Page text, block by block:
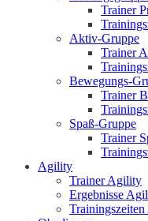
Trainer
Aktiv-Gruppe
Trainer
Bewegungs-
Trainer
Spaß-Gruppe
Trainer
Agility
Trainer Agility
Ergebnisse